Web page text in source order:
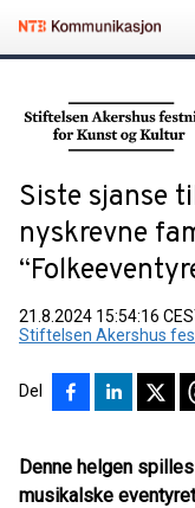
Siste sjanse
nyskrevne
21.8.2024 15:54:16
Stiftelsen Akershus
Del
Denne helgen
musikalske